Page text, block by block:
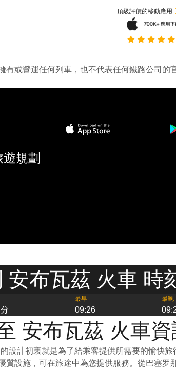
頂級評價的移動應用
或營運任何列車，也不代表任何鐵路公司的
規劃
安布瓦茲 火車 時
最早
09:26
最晚
安布瓦茲 火車資
計初衷就是為了給乘客提供所需要的愉快
設施，可在旅途中為您提供服務。從巴塞